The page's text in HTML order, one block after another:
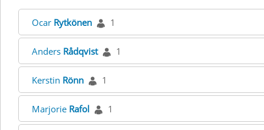
Ocar Rytkönen 1
Anders Rådqvist 1
Kerstin Rönn 1
Marjorie Rafol 1